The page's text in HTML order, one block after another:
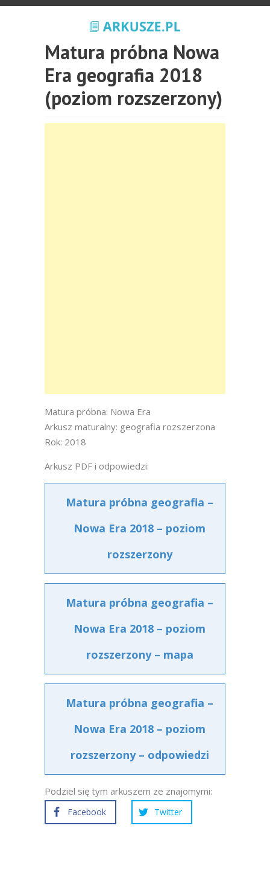
Matura próbna Nowa
Era geografia 2018
(poziom rozszerzony)
Matura próbna: Nowa Era
Arkusz maturalny: geografia rozszerzona
Rok: 2018
Arkusz PDF i odpowiedzi:
Matura próbna geografia –
Nowa Era 2018 – poziom
rozszerzony
Matura próbna geografia –
Nowa Era 2018 – poziom
rozszerzony – mapa
Matura próbna geografia –
Nowa Era 2018 – poziom
rozszerzony – odpowiedzi
Podziel się tym arkuszem ze znajomymi:
Facebook Twitter